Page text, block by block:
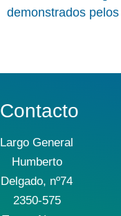
demonstrados
Contacto
Largo General
Humberto
Delgado, nº74
2350-575